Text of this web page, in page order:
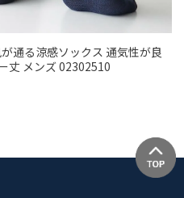
通る涼感ソックス 通気性が良
丈 メンズ 02302510